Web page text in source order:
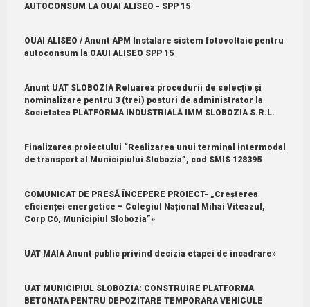
AUTOCONSUM LA OUAI ALISEO - SPP 15
OUAI ALISEO / Anunt APM Instalare sistem fotovoltaic pentru
autoconsum la OAUI ALISEO SPP 15
Anunt UAT SLOBOZIA Reluarea procedurii de selecție și
nominalizare pentru 3 (trei) posturi de administrator la
Societatea PLATFORMA INDUSTRIALĂ IMM SLOBOZIA S.R.L.
Finalizarea proiectului “Realizarea unui terminal intermodal
de transport al Municipiului Slobozia”, cod SMIS 128395
COMUNICAT DE PRESĂ ÎNCEPERE PROIECT- „Creșterea
eficienței energetice – Colegiul Național Mihai Viteazul,
Corp C6, Municipiul Slobozia”»
UAT MAIA Anunt public privind decizia etapei de incadrare»
UAT MUNICIPIUL SLOBOZIA: CONSTRUIRE PLATFORMA
BETONATA PENTRU DEPOZITARE TEMPORARA VEHICULE